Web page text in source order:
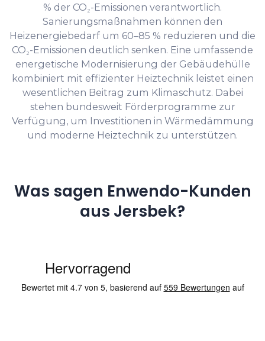
% der CO₂-Emissionen verantwortlich.
Sanierungsmaßnahmen können den
Heizenergiebedarf um 60–85 % reduzieren und die
CO₂-Emissionen deutlich senken. Eine umfassende
energetische Modernisierung der Gebäudehülle
kombiniert mit effizienter Heiztechnik leistet einen
wesentlichen Beitrag zum Klimaschutz. Dabei
stehen bundesweit Förderprogramme zur
Verfügung, um Investitionen in Wärmedämmung
und moderne Heiztechnik zu unterstützen.
Was sagen Enwendo-Kunden
aus Jersbek?